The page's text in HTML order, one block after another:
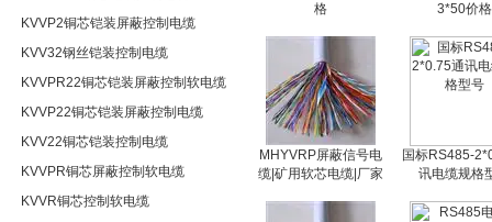
KVVP2铜芯铠装屏蔽控制电缆
KVV32钢丝铠装控制电缆
KVVPR22铜芯铠装屏蔽控制软电缆
KVVP22铜芯铠装屏蔽控制电缆
KVV22铜芯铠装控制电缆
KVVPR铜芯屏蔽控制软电缆
KVVR铜芯控制软电缆
格
3*50价格
MHYVRP屏蔽信号电
缆|矿用软芯电缆|厂家
国标RS485-
讯电缆规格